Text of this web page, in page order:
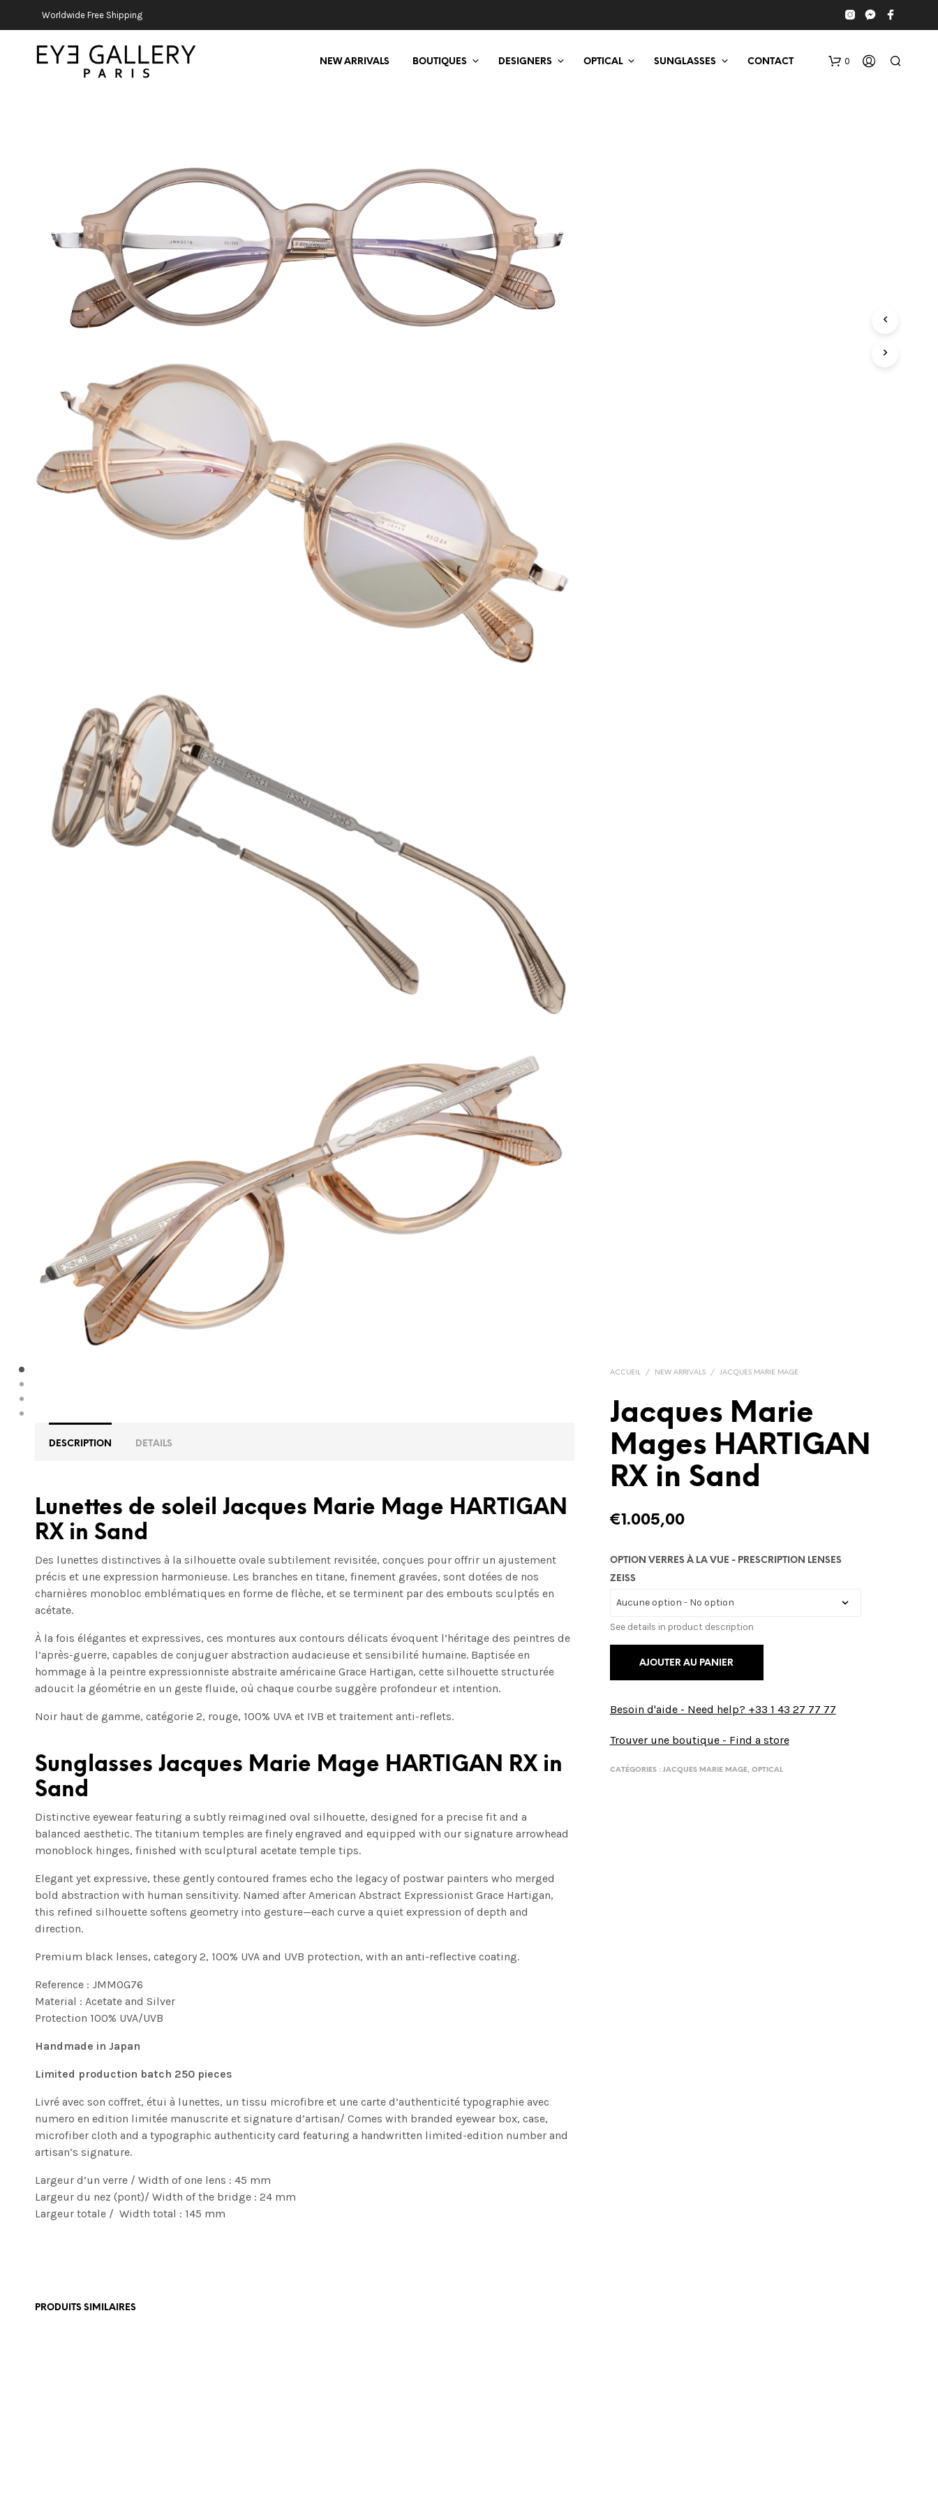
Worldwide Free Shipping
NEW ARRIVALS BOUTIQUES DESIGNERS OPTICAL SUNGLASSES CONTACT 0
ACCUEIL / NEW ARRIVALS / JACQUES MARIE MAGE
Jacques Marie
Mages HARTIGAN
RX in Sand
€1.005,00
OPTION VERRES À LA VUE - PRESCRIPTION LENSES
ZEISS
See details in product description
AJOUTER AU PANIER
Besoin d'aide - Need help? +33 1 43 27 77 77
Trouver une boutique - Find a store
CATÉGORIES : JACQUES MARIE MAGE, OPTICAL
DESCRIPTION DETAILS
Lunettes de soleil Jacques Marie Mage HARTIGAN
RX in Sand
Des lunettes distinctives à la silhouette ovale subtilement revisitée, conçues pour offrir un ajustement
précis et une expression harmonieuse. Les branches en titane, finement gravées, sont dotées de nos
charnières monobloc emblématiques en forme de flèche, et se terminent par des embouts sculptés en
acétate.
À la fois élégantes et expressives, ces montures aux contours délicats évoquent l’héritage des peintres de
l’après-guerre, capables de conjuguer abstraction audacieuse et sensibilité humaine. Baptisée en
hommage à la peintre expressionniste abstraite américaine Grace Hartigan, cette silhouette structurée
adoucit la géométrie en un geste fluide, où chaque courbe suggère profondeur et intention.
Noir haut de gamme, catégorie 2, rouge, 100% UVA et IVB et traitement anti-reflets.
Sunglasses Jacques Marie Mage HARTIGAN RX in
Sand
Distinctive eyewear featuring a subtly reimagined oval silhouette, designed for a precise fit and a
balanced aesthetic. The titanium temples are finely engraved and equipped with our signature arrowhead
monoblock hinges, finished with sculptural acetate temple tips.
Elegant yet expressive, these gently contoured frames echo the legacy of postwar painters who merged
bold abstraction with human sensitivity. Named after American Abstract Expressionist Grace Hartigan,
this refined silhouette softens geometry into gesture—each curve a quiet expression of depth and
direction.
Premium black lenses, category 2, 100% UVA and UVB protection, with an anti-reflective coating.
Reference : JMMOG76
Material : Acetate and Silver
Protection 100% UVA/UVB
Handmade in Japan
Limited production batch 250 pieces
Livré avec son coffret, étui à lunettes, un tissu microfibre et une carte d’authenticité typographie avec
numero en edition limitée manuscrite et signature d’artisan/ Comes with branded eyewear box, case,
microfiber cloth and a typographic authenticity card featuring a handwritten limited-edition number and
artisan’s signature.
Largeur d’un verre / Width of one lens : 45 mm
Largeur du nez (pont)/ Width of the bridge : 24 mm
Largeur totale / Width total : 145 mm
PRODUITS SIMILAIRES